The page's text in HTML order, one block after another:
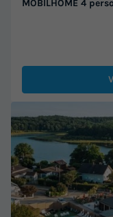
MOBILHOME 4